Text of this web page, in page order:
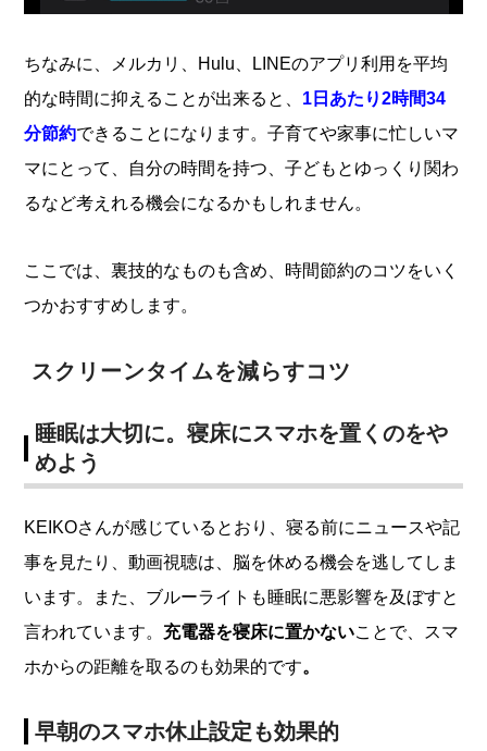
ちなみに、メルカリ、Hulu、LINEのアプリ利用を平均
的な時間に抑えることが出来ると、 1日あたり2時間34
分節約できることになります。子育てや家事に忙しいマ
マにとって、自分の時間を持つ、子どもとゆっくり関わ
るなど考えれる機会になるかもしれません。
ここでは、裏技的なものも含め、時間節約のコツをいく
つかおすすめします。
スクリーンタイムを減らすコツ
睡眠は大切に。寝床にスマホを置くのをや
めよう
KEIKOさんが感じているとおり、寝る前にニュースや記
事を見たり、動画視聴は、脳を休める機会を逃してしま
います。また、ブルーライトも睡眠に悪影響を及ぼすと
言われています。 充電器を寝床に置かないことで、スマ
ホからの距離を取るのも効果的です。
早朝のスマホ休止設定も効果的